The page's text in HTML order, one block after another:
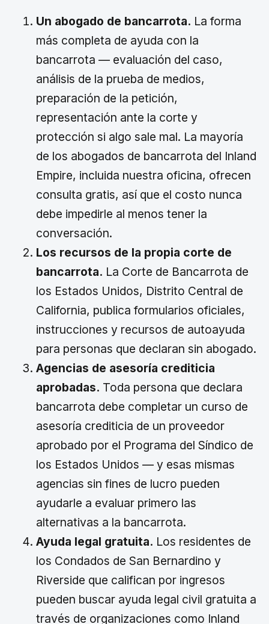
Un abogado de bancarrota. La forma
más completa de ayuda con la
bancarrota — evaluación del caso,
análisis de la prueba de medios,
preparación de la petición,
representación ante la corte y
protección si algo sale mal. La mayoría
de los abogados de bancarrota del Inland
Empire, incluida nuestra oficina, ofrecen
consulta gratis, así que el costo nunca
debe impedirle al menos tener la
conversación.
Los recursos de la propia corte de
bancarrota. La Corte de Bancarrota de
los Estados Unidos, Distrito Central de
California, publica formularios oficiales,
instrucciones y recursos de autoayuda
para personas que declaran sin abogado.
Agencias de asesoría crediticia
aprobadas. Toda persona que declara
bancarrota debe completar un curso de
asesoría crediticia de un proveedor
aprobado por el Programa del Síndico de
los Estados Unidos — y esas mismas
agencias sin fines de lucro pueden
ayudarle a evaluar primero las
alternativas a la bancarrota.
Ayuda legal gratuita. Los residentes de
los Condados de San Bernardino y
Riverside que califican por ingresos
pueden buscar ayuda legal civil gratuita a
través de organizaciones como Inland